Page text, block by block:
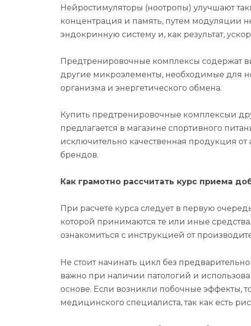
Нейростимуляторы (ноотропы) улучшают
концентрация и память, путем модуляции
эндокринную систему и, как результат,
Предтренировочные комплексы содержат
другие микроэлементы, необходимые для
организма и энергетического обмена.
Купить предтренировочные комплексыи
предлагается в магазине спортивного
исключительно качественная продукция
брендов.
Как грамотно рассчитать курс приема
При расчете курса следует в первую
которой принимаются те или иные
ознакомиться с инструкцией от
Не стоит начинать цикл без
важно при наличии патологий и
основе. Если возникли побочные эффекты,
медицинского специалиста, так как есть